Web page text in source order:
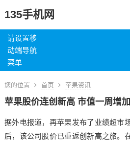
135手机网
请设置移
动端导航
菜单
您的位置 首页 苹果资讯
苹果股价连创新高 市值一周增
据外电报道，再苹果发布了业绩超市
后，该公司股价已重返创新高之旅。